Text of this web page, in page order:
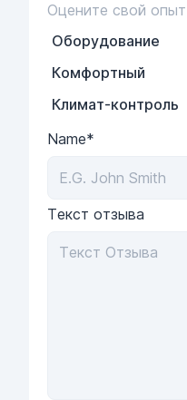
Оцените свой опыт
Оборудование
Комфортный
Климат-контроль
Name*
Текст отзыва